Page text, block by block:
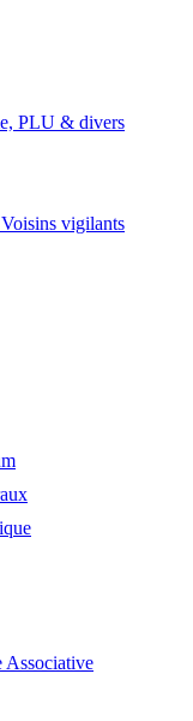
PLU & divers
vigilants
Associative